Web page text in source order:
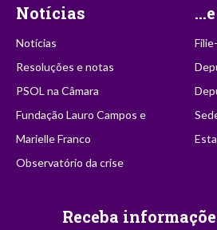
Notícias
Notícias
Resoluções e notas
PSOL na Câmara
Fundação Lauro Campos e
Marielle Franco
Observatório da crise
Receba